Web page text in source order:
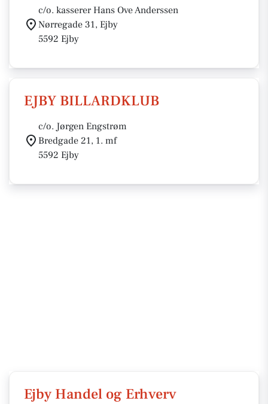
c/o. kasserer Hans Ove Anderssen
Nørregade 31, Ejby
5592 Ejby
EJBY BILLARDKLUB
c/o. Jørgen Engstrøm
Bredgade 21, 1. mf
5592 Ejby
Ejby Handel og Erhverv